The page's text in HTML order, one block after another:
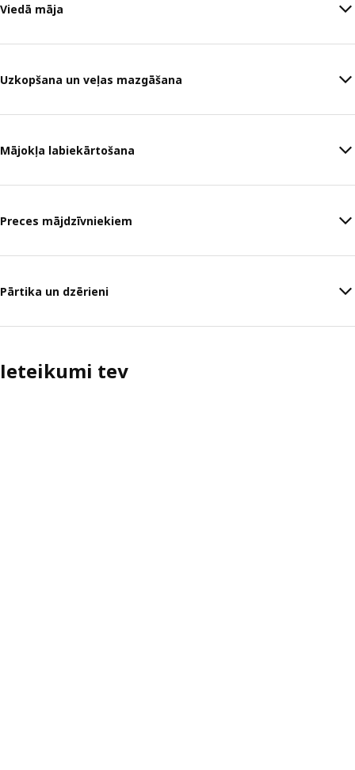
Viedā māja
Uzkopšana un veļas mazgāšana
Mājokļa labiekārtošana
Preces mājdzīvniekiem
Pārtika un dzērieni
Ieteikumi tev